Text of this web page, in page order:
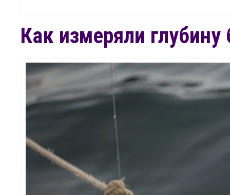
Как измеряли